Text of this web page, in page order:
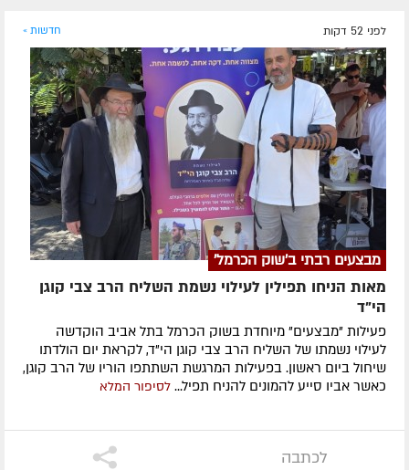
לפני 52 דקות חדשות »
מבצעים רבתי ב'שוק הכרמל'
מאות הניחו תפילין לעילוי נשמת השליח הרב צבי קוגן
הי”ד
פעילות "מבצעים" מיוחדת בשוק הכרמל בתל אביב הוקדשה
לעילוי נשמתו של השליח הרב צבי קוגן הי"ד, לקראת יום הולדתו
שיחול ביום ראשון. בפעילות המרגשת השתתפו הוריו של הרב קוגן,
כאשר אביו סייע להמונים להניח תפיל... לסיפור המלא
לכתבה